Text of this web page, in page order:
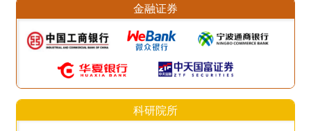
金融证券
科研院所